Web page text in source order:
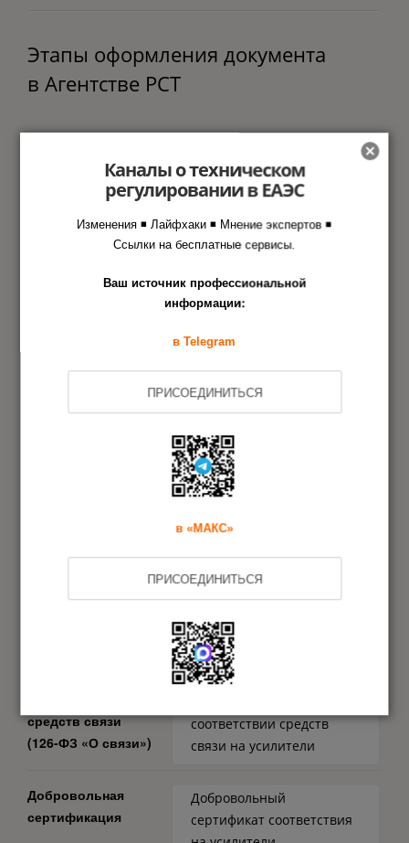
Этапы оформления документа
в Агентстве РСТ
Запрос на разработку ТУ
Проведение работ
ТР ТС на усилители
(Решение ЕЭК 30)
Лицензия Минпромторга
Заключение ГРЧЦ на
усилители
Нотификация ФСБ на
усилители
средств связи
(126-ФЗ «О связи»)
соответствии средств
связи на усилители
Добровольная
сертификация
Добровольный
сертификат соответствия
Каналы о техническом
регулировании в ЕАЭС
Изменения ◾ Лайфхаки ◾ Мнение экспертов ◾
Ссылки на бесплатные сервисы.
Ваш источник профессиональной
информации:
в Telegram
ПРИСОЕДИНИТЬСЯ
в «МАКС»
ПРИСОЕДИНИТЬСЯ